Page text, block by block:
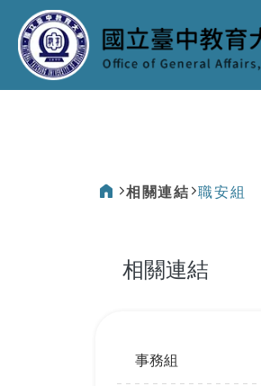
相關連結 職安組
相關連結
事務組